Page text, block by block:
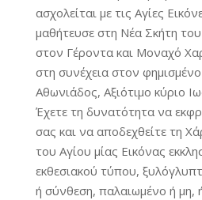
ασχολείται με τις Αγίες
μαθήτευσε στη Νέα Σκήτη
στον Γέροντα και Μοναχό
στη συνέχεια στον
Αθωνιάδος, Αξιότιμο κύριο
Έχετε τη δυνατότητα να
σας και να αποδεχθείτε τη
του Αγίου μίας Εικόνας
εκθεσιακού τύπου,
ή σύνθεση, παλαιωμένο ή μη,